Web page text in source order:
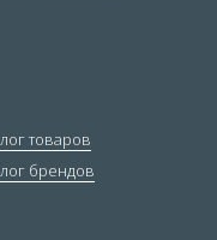
товаров
брендов